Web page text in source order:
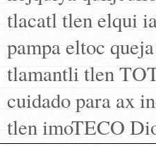
tlacatl tlen elqui
pampa eltoc
tlamantli tlen
cuidado para ax
tlen imoTECO